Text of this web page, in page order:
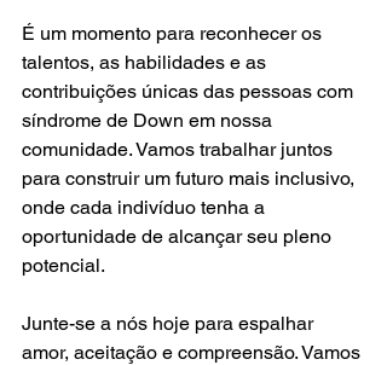
É um momento para reconhecer os
talentos, as habilidades e as
contribuições únicas das pessoas com
síndrome de Down em nossa
comunidade. Vamos trabalhar juntos
para construir um futuro mais inclusivo,
onde cada indivíduo tenha a
oportunidade de alcançar seu pleno
potencial.
Junte-se a nós hoje para espalhar
amor, aceitação e compreensão. Vamos